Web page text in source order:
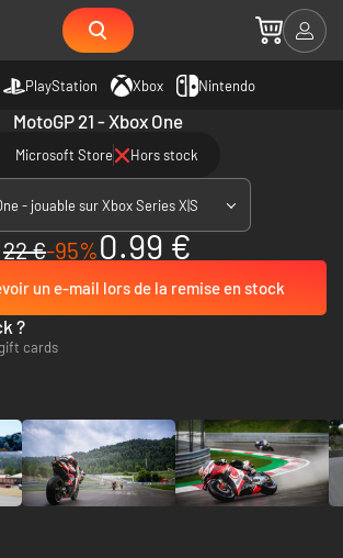
PlayStation Xbox Nintendo
MotoGP 21 - Xbox One
Microsoft Store Hors stock
- jouable sur Xbox Series X|S
22 €-95%0.99 €
un e-mail lors de la remise en stock
?
cards